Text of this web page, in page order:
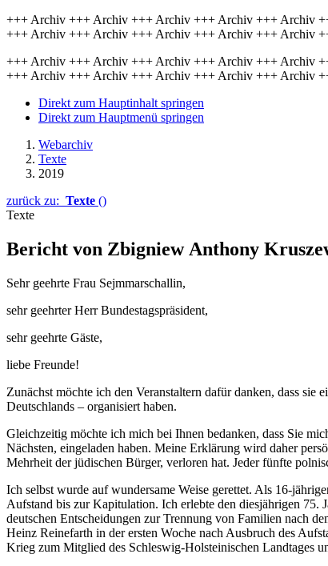
+++ Archiv +++ Archiv +++ Archiv +++ Archiv +++ Archiv
+++ Archiv +++ Archiv +++ Archiv +++ Archiv +++ Archiv
+++ Archiv +++ Archiv +++ Archiv +++ Archiv +++ Archiv
+++ Archiv +++ Archiv +++ Archiv +++ Archiv +++ Archiv
Direkt zum Hauptinhalt springen
Direkt zum Hauptmenü springen
Webarchiv
Texte
2019
zurück zu: Texte ()
Texte
Bericht von Zbigniew Anthony
Sehr geehrte Frau Sejmmarschallin,
sehr geehrter Herr Bundestagspräsident,
sehr geehrte Gäste,
liebe Freunde!
Zunächst möchte ich den Veranstaltern dafür danken, dass
Deutschlands – organisiert haben.
Gleichzeitig möchte ich mich bei Ihnen bedanken, dass Sie
Nächsten, eingeladen haben. Meine Erklärung wird daher
Mehrheit der jüdischen Bürger, verloren hat. Jeder fünfte
Ich selbst wurde auf wundersame Weise gerettet. Als 16-
Aufstand bis zur Kapitulation. Ich erlebte den diesjährigen 75.
deutschen Entscheidungen zur Trennung von Familien nach
Heinz Reinefarth in der ersten Woche nach Ausbruch des
Krieg zum Mitglied des Schleswig-Holsteinischen Landtages